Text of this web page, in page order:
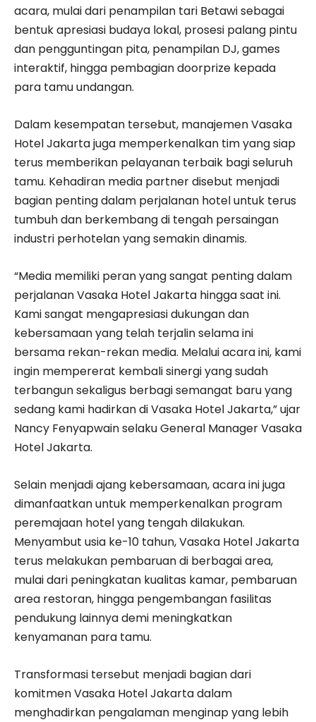
acara, mulai dari penampilan tari Betawi sebagai
bentuk apresiasi budaya lokal, prosesi palang pintu
dan pengguntingan pita, penampilan DJ, games
interaktif, hingga pembagian doorprize kepada
para tamu undangan.
Dalam kesempatan tersebut, manajemen Vasaka
Hotel Jakarta juga memperkenalkan tim yang siap
terus memberikan pelayanan terbaik bagi seluruh
tamu. Kehadiran media partner disebut menjadi
bagian penting dalam perjalanan hotel untuk terus
tumbuh dan berkembang di tengah persaingan
industri perhotelan yang semakin dinamis.
“Media memiliki peran yang sangat penting dalam
perjalanan Vasaka Hotel Jakarta hingga saat ini.
Kami sangat mengapresiasi dukungan dan
kebersamaan yang telah terjalin selama ini
bersama rekan-rekan media. Melalui acara ini, kami
ingin mempererat kembali sinergi yang sudah
terbangun sekaligus berbagi semangat baru yang
sedang kami hadirkan di Vasaka Hotel Jakarta,” ujar
Nancy Fenyapwain selaku General Manager Vasaka
Hotel Jakarta.
Selain menjadi ajang kebersamaan, acara ini juga
dimanfaatkan untuk memperkenalkan program
peremajaan hotel yang tengah dilakukan.
Menyambut usia ke-10 tahun, Vasaka Hotel Jakarta
terus melakukan pembaruan di berbagai area,
mulai dari peningkatan kualitas kamar, pembaruan
area restoran, hingga pengembangan fasilitas
pendukung lainnya demi meningkatkan
kenyamanan para tamu.
Transformasi tersebut menjadi bagian dari
komitmen Vasaka Hotel Jakarta dalam
menghadirkan pengalaman menginap yang lebih